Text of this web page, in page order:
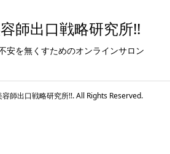
師出口戦略研究所!!
安を無くすためのオンラインサロン
師出口戦略研究所!!. All Rights Reserved.